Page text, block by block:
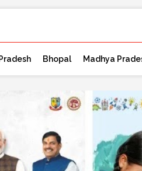
Bhopal Madhya